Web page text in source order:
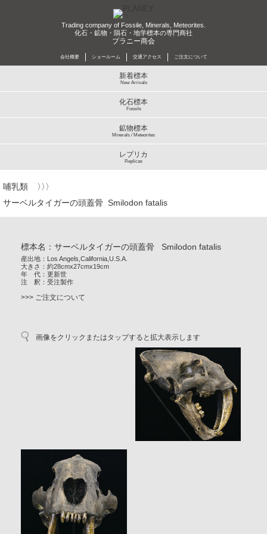
Trading company of Fossile, Minerals, Meteorites.
化石・鉱物・隕石・地学標本の専門商社
プラニー商会
会社概要 ショールーム 交通アクセス ご注文について
新着標本
New Arrivals
化石標本
Fossils
鉱物標本
Minerals / Meteorites
レプリカ
Replicas
哺乳類
サーベルタイガーの頭蓋骨 Smilodon fatalis
標本名：サーベルタイガーの頭蓋骨 Smilodon fatalis
産出地：Los Angels,California,U.S.A.
大きさ：約28cmx27cmx19cm
年 代：更新世
注 釈：受注製作
>>> ご注文について
画像をクリックまたはタップすると拡大表示します